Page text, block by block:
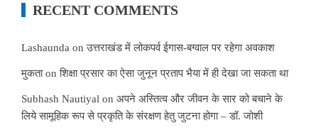
RECENT COMMENTS
Lashaunda onउत्तराखंड में लोकपर्व ईगास-बग्वाल पर रहेगा अवकाश
मुकताonशिक्षा प्रसार का ऐसा जुनून प्रताप भैया में ही देखा जा सकता था
Subhash Nautiyal on अपने अस्तित्व और जीवन के सार को बचाने के
लिये सामूहिक रूप से प्रकृति के संरक्षण हेतु जुटना होगा – डॉ. जोशी